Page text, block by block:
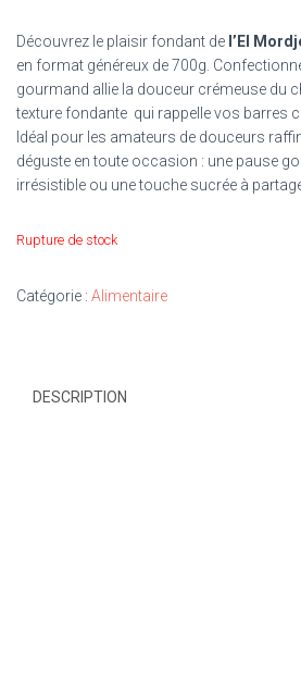
Découvrez le plaisir fondant de l’El
en format généreux de 700g.
gourmand allie la douceur crémeuse du
texture fondante qui rappelle vos barres
Idéal pour les amateurs de douceurs
déguste en toute occasion : une pause
irrésistible ou une touche sucrée à
Rupture de stock
Catégorie : Alimentaire
DESCRIPTION